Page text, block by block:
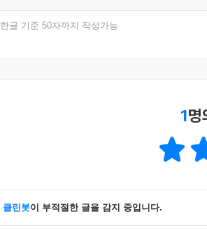
한글 기준 50자까지 작성가능
1명
클린봇이 부적절한 글을 감지 중입니다.